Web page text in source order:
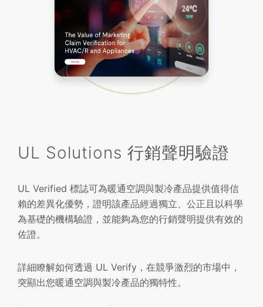
UL Solutions 行銷聲明驗證
UL Verified 標誌可為暖通空調與製冷產品提供值得信
賴的差異化優勢，證明該產品經過獨立、公正且以科學
為基礎的機構驗證，並能夠為您的行銷聲明提供有效的
佐證。
詳細瞭解如何透過 UL Verify，在競爭激烈的市場中，
突顯出您暖通空調與製冷產品的獨特性。